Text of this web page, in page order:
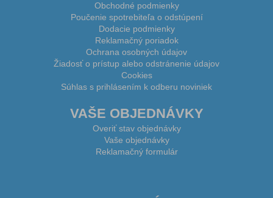
Obchodné podmienky
Poučenie spotrebiteľa o odstúpení
Dodacie podmienky
Reklamačný poriadok
Ochrana osobných údajov
Žiadosť o prístup alebo odstránenie údajov
Cookies
Súhlas s prihlásením k odberu noviniek
VAŠE OBJEDNÁVKY
Overiť stav objednávky
Vaše objednávky
Reklamačný formulár